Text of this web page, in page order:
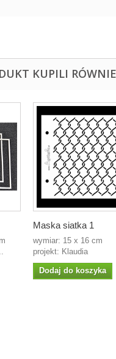
KUPILI
Maska siatka 1
wymiar: 15 x 16 cm
projekt: Klaudia
Dodaj do koszyka